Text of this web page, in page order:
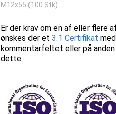
M12x55 (100 Stk)
Er der krav om en af eller flere
ønskes der et3.1 Certifikat
kommentarfeltet eller på
dette.